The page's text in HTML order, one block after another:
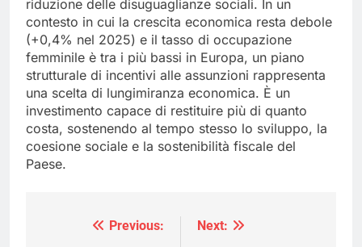
riduzione delle disuguaglianze sociali. In un
contesto in cui la crescita economica resta debole
(+0,4% nel 2025) e il tasso di occupazione
femminile è tra i più bassi in Europa, un piano
strutturale di incentivi alle assunzioni rappresenta
una scelta di lungimiranza economica. È un
investimento capace di restituire più di quanto
costa, sostenendo al tempo stesso lo sviluppo, la
coesione sociale e la sostenibilità fiscale del
Paese.
Navigazione
Previous:
Next: